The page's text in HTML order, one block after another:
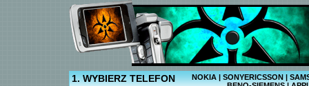
1. WYBIERZ TELEFON NOKIA|SONYERICSSON|